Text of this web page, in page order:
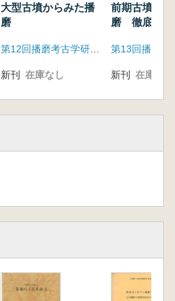
大型古墳からみた播
磨
第12回播磨考古学研究集会実行委員会
新刊 在庫なし
前期古墳か
磨 徹底討論
新刊 在庫なし